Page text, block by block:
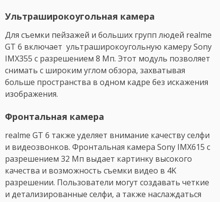
Ультраширокоугольная камера
Для съемки пейзажей и больших групп людей realme
GT 6 включает ультраширокоугольную камеру Sony
IMX355 с разрешением 8 Мп. Этот модуль позволяет
снимать с широким углом обзора, захватывая
больше пространства в одном кадре без искажения
изображения.
Фронтальная камера
realme GT 6 также уделяет внимание качеству селфи
и видеозвонков. Фронтальная камера Sony IMX615 с
разрешением 32 Мп выдает картинку высокого
качества и возможность съемки видео в 4K
разрешении. Пользователи могут создавать четкие
и детализированные селфи, а также наслаждаться